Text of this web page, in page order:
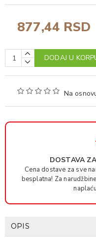
Na
877,44 RSD
DODAJ U
DOSTAVA
Cena dostave za sve
besplatna! Za
OPIS